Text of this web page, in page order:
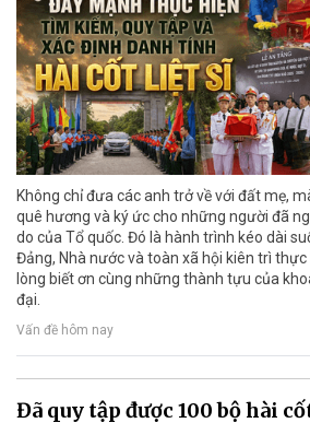
Không chỉ đưa các anh trở về với đất mẹ,
quê hương và ký ức cho những người đã
do của Tổ quốc. Đó là hành trình kéo dài
Đảng, Nhà nước và toàn xã hội kiên trì
lòng biết ơn cùng những thành tựu của
đại.
Vấn đề hôm nay
Đã quy tập được 100 bộ hài